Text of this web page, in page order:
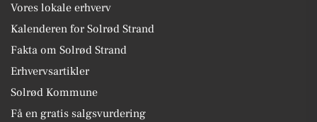
Vores lokale erhverv
Kalenderen for Solrød Strand
Fakta om Solrød Strand
Erhvervsartikler
Solrød Kommune
Få en gratis salgsvurdering